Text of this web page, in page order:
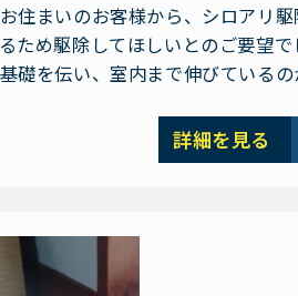
住まいのお客様から、シロアリ
ため駆除してほしいとのご要望
礎を伝い、室内まで伸びているの
詳細を見る